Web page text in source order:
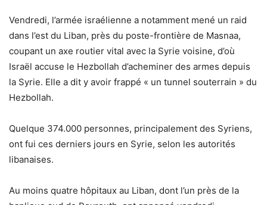
Vendredi, l’armée israélienne a notamment mené un raid
dans l’est du Liban, près du poste-frontière de Masnaa,
coupant un axe routier vital avec la Syrie voisine, d’où
Israël accuse le Hezbollah d’acheminer des armes depuis
la Syrie. Elle a dit y avoir frappé « un tunnel souterrain » du
Hezbollah.
Quelque 374.000 personnes, principalement des Syriens,
ont fui ces derniers jours en Syrie, selon les autorités
libanaises.
Au moins quatre hôpitaux au Liban, dont l’un près de la